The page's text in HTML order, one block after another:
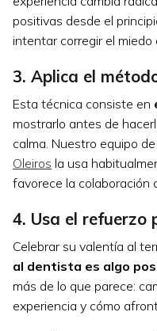
positivas desde el
intentar corregir el miedo
3. Aplica el
Esta técnica consiste en
mostrarlo antes de
calma. Nuestro equipo de
Oleiros la usa
favorece la colaboración
4. Usa el refuerzo
Celebrar su valentía al
al dentista es algo
más de lo que parece:
experiencia y cómo